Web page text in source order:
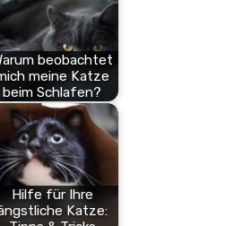
beobachtet
meine Katze
beim Schlafen?
Hilfe für Ihre
Katze: